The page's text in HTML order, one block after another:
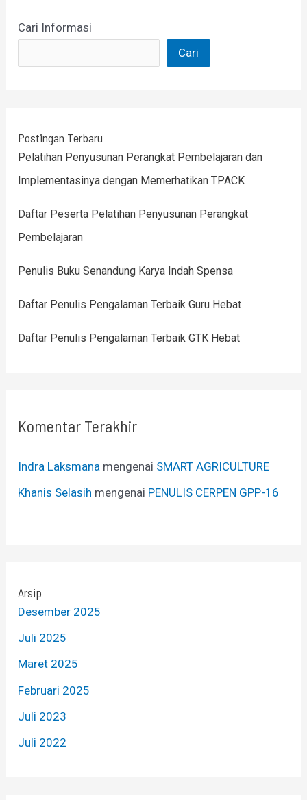
Cari Informasi
Cari
Postingan Terbaru
Pelatihan Penyusunan Perangkat Pembelajaran dan
Implementasinya dengan Memerhatikan TPACK
Daftar Peserta Pelatihan Penyusunan Perangkat
Pembelajaran
Penulis Buku Senandung Karya Indah Spensa
Daftar Penulis Pengalaman Terbaik Guru Hebat
Daftar Penulis Pengalaman Terbaik GTK Hebat
Komentar Terakhir
Indra Laksmana mengenai SMART AGRICULTURE
Khanis Selasih mengenai PENULIS CERPEN GPP-16
Arsip
Desember 2025
Juli 2025
Maret 2025
Februari 2025
Juli 2023
Juli 2022